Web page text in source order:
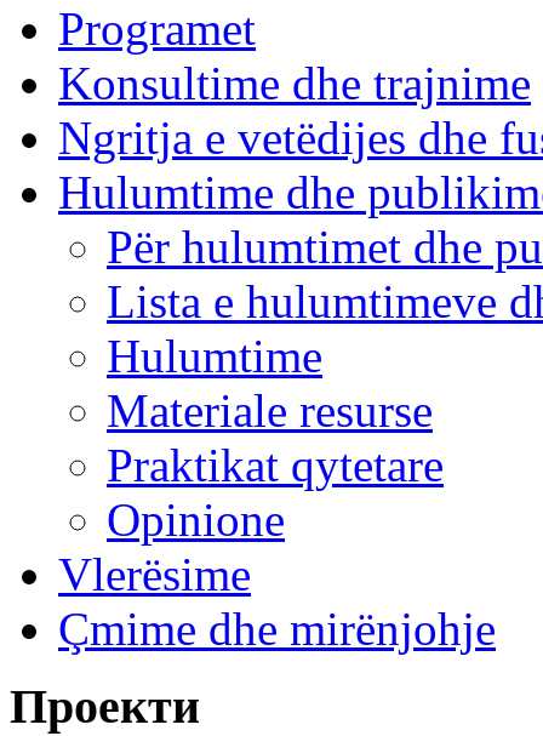
Programet
Konsultime dhe trajnime
Ngritja e vetëdijes dhe
Hulumtime dhe
Për hulumtimet dhe
Lista e hulumtimeve
Hulumtime
Materiale resurse
Praktikat qytetare
Opinione
Vlerësime
Çmime dhe mirënjohje
Проекти